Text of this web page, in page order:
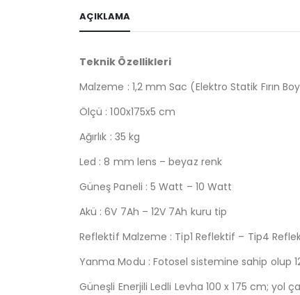
AÇIKLAMA
Teknik Özellikleri
Malzeme : 1,2 mm Sac (Elektro Statik Fırın
Ölçü : 100x175x5 cm
Ağırlık : 35 kg
Led : 8 mm lens – beyaz renk
Güneş Paneli : 5 Watt – 10 Watt
Akü : 6V 7Ah – 12V 7Ah kuru tip
Reflektif Malzeme : Tip1 Reflektif – Tip4
Yanma Modu : Fotosel sistemine sahip olup
Güneşli Enerjili Ledli Levha 100 x 175 cm; yol